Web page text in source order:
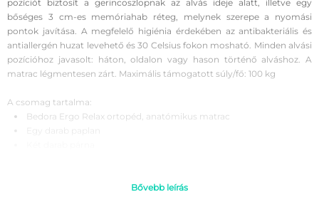
pozíciót biztosít a gerincoszlopnak az alvás ideje alatt, illetve egy
bőséges 3 cm-es memóriahab réteg, melynek szerepe a nyomási
pontok javítása. A megfelelő higiénia érdekében az antibakteriális és
antiallergén huzat levehető és 30 Celsius fokon mosható. Minden alvási
pozícióhoz javasolt: háton, oldalon vagy hason történő alváshoz. A
matrac légmentesen zárt. Maximális támogatott súly/fő: 100 kg
A csomag tartalma:
Bedora Ergo Relax ortopéd, anatómikus matrac
Ortopédiai alátámasztás;Bővebb leírás